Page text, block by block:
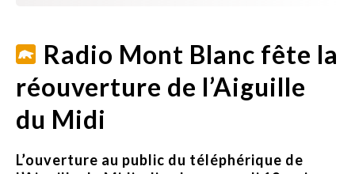
Radio Mont Blanc fête la
réouverture de l’Aiguille
du Midi
L’ouverture au public du téléphérique de